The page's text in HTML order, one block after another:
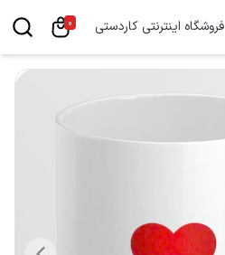
فروشگاه اینترنتی کاردستی 0